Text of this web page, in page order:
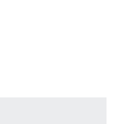
行设置与优